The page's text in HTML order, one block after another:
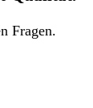
Fragen.